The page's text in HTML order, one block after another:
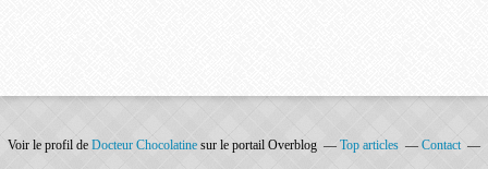
Voir le profil de Docteur Chocolatine sur le portail Overblog Top articles Contact